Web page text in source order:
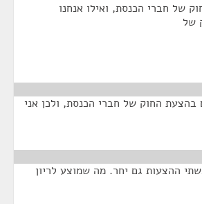
של חברי הכנסת, ואילו אנחנו
של
בהצעת החוק של חברי הכנסת, ולכן אני
ההצעות גם יחר. מה שמוצע לריון